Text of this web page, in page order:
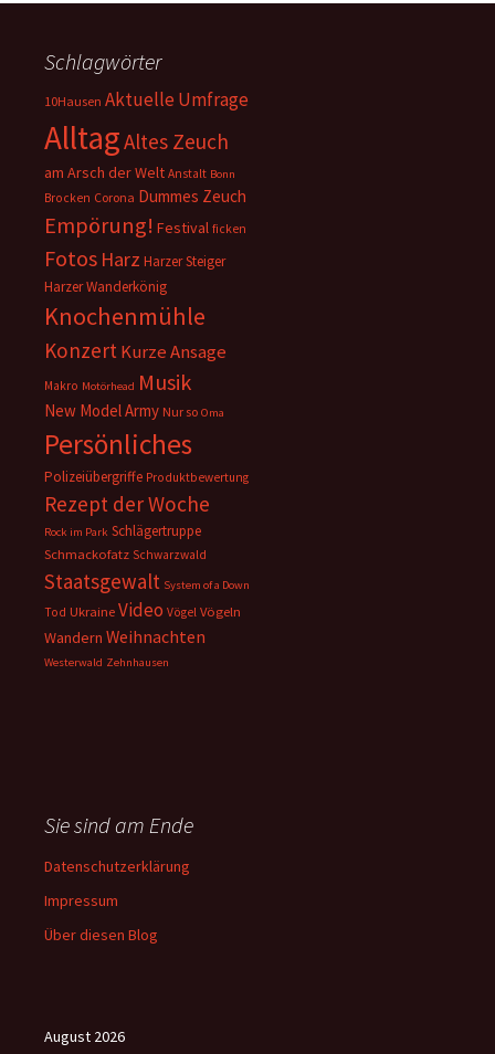
Schlagwörter
10Hausen Aktuelle Umfrage
AlltagAltes Zeuch
am Arsch der Welt Anstalt Bonn
Brocken Corona Dummes Zeuch
Empörung! Festival ficken
Fotos Harz Harzer Steiger
Harzer Wanderkönig
Knochenmühle
KonzertKurze Ansage
Makro Motörhead Musik
New Model Army Nur so Oma
Persönliches
Polizeiübergriffe Produktbewertung
Rezept der Woche
Rock im Park Schlägertruppe
Schmackofatz Schwarzwald
Staatsgewalt System of a Down
Tod Ukraine Video Vögel Vögeln
Wandern Weihnachten
Westerwald Zehnhausen
Sie sind am Ende
Datenschutzerklärung
Impressum
Über diesen Blog
August 2026